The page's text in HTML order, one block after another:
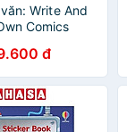
Write And
Comics
đ